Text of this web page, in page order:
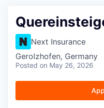
Next Insurance
Gerolzhofen, Germany
Posted on May 26, 2026